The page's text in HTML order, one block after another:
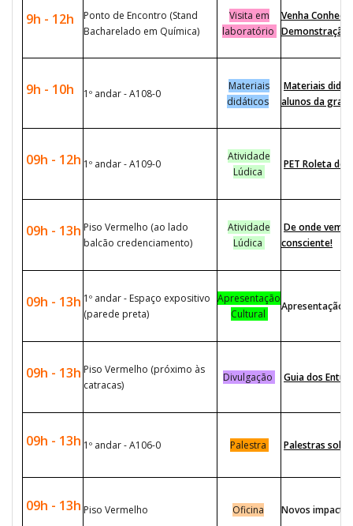
9h - 12h
Ponto de Encontro (Stand
Bacharelado em Química)
Visita em
laboratório
Venha
Demonstração
9h - 10h 1º andar - A108-0
Materiais
didáticos
Materiais
alunos da
09h - 12h 1º andar - A109-0
Atividade
Lúdica
PET Roleta de
09h - 13h Piso Vermelho (ao lado
balcão credenciamento)
Atividade
Lúdica
De onde vem
consciente!
09h - 13h 1º andar - Espaço expositivo
(parede preta)
Apresentação
Cultural
Apresentação
09h - 13h Piso Vermelho (próximo às
catracas)
Divulgação Guia dos
09h - 13h 1º andar - A106-0 Palestra Palestras
09h - 13h Piso Vermelho Oficina Novos